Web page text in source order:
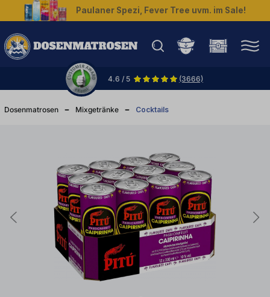
springen Paulaner Spezi, Fever Tree uvm. im Sale!
4.6 / 5 (3666)
Dosenmatrosen Mixgetränke Cocktails